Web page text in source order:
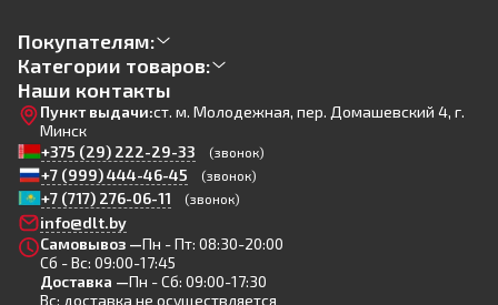
Покупателям:
Категории товаров:
Наши контакты
Пункт выдачи:ст. м. Молодежная, пер. Домашевский 4, г.
Минск
+375 (29) 222-29-33
(звонок)
+7 (999) 444-46-45 (звонок)
+7 (717) 276-06-11 (звонок)
info@dlt.by
Самовывоз —Пн - Пт: 08:30-20:00
Сб - Вс: 09:00-17:45
Доставка —Пн - Сб: 09:00-17:30
Вс: доставка не осуществляется